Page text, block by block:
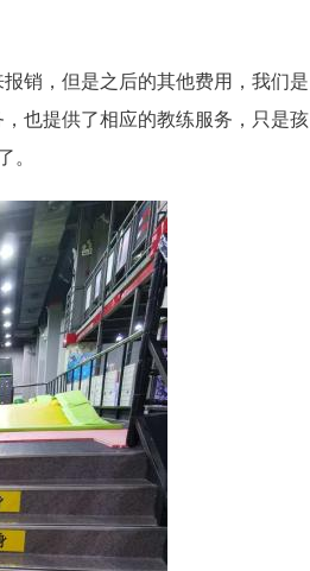
销，但是之后的其他费用，我们是
也提供了相应的教练服务，只是孩
。